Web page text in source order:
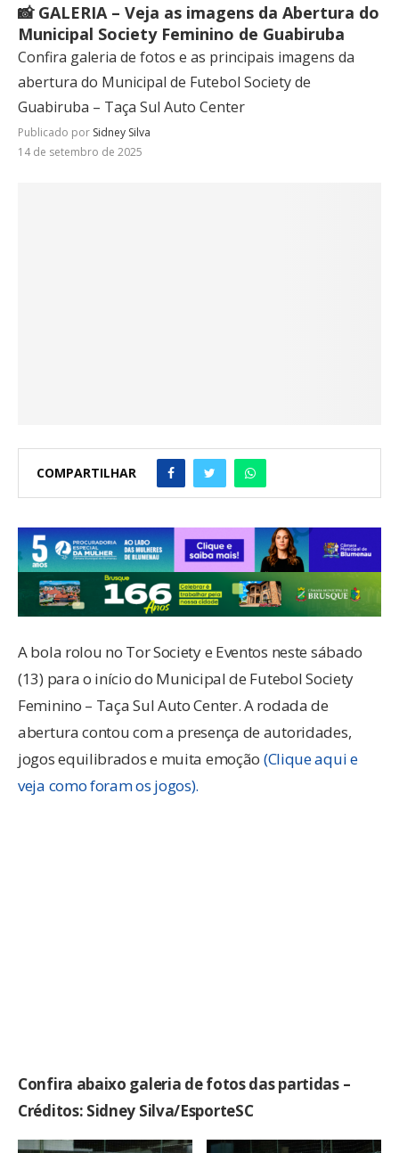
📸 GALERIA – Veja as imagens da Abertura do
Municipal Society Feminino de Guabiruba
Confira galeria de fotos e as principais imagens da
abertura do Municipal de Futebol Society de
Guabiruba – Taça Sul Auto Center
Publicado por Sidney Silva
14 de setembro de 2025
COMPARTILHAR
A bola rolou no Tor Society e Eventos neste sábado
(13) para o início do Municipal de Futebol Society
Feminino – Taça Sul Auto Center. A rodada de
abertura contou com a presença de autoridades,
jogos equilibrados e muita emoção (Clique aqui e
veja como foram os jogos).
Confira abaixo galeria de fotos das partidas –
Créditos: Sidney Silva/EsporteSC